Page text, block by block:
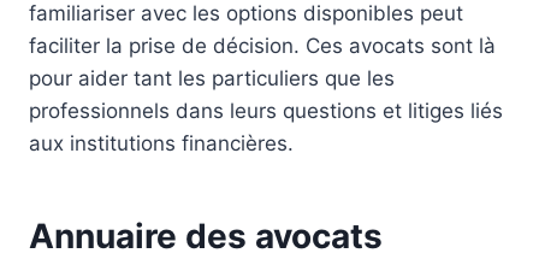
familiariser avec les options disponibles peut
faciliter la prise de décision. Ces avocats sont là
pour aider tant les particuliers que les
professionnels dans leurs questions et litiges liés
aux institutions financières.
Annuaire des avocats